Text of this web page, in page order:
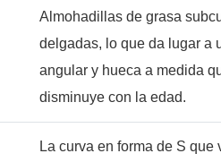
Almohadillas de grasa
delgadas, lo que da lugar a
angular y hueca a medida
disminuye con la edad.
La curva en forma de S que